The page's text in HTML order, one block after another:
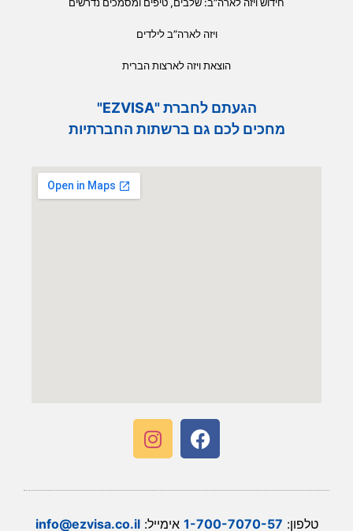
ויזה לארה”ב לילדים
הוצאת ויזה לארצות הברית
הגעתם לחברת "EZVISA"
מחכים לכם גם ברשתות החברתיות
טלפון: 1-700-7070-57 אימייל:info@ezvisa.co.il